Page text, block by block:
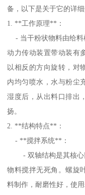
备，以下是关于它的详细
1. **工作原理**：
- 当干粉状物料由给料
动力传动装置带动装有
以相反的方向旋转，对
内均匀喷水，水与粉尘
湿度后，从出料口排出
扬。
2. **结构特点**：
- **搅拌系统**：
- 双轴结构是其核心
物料搅拌无死角。螺旋
料制作，耐磨性好，使用